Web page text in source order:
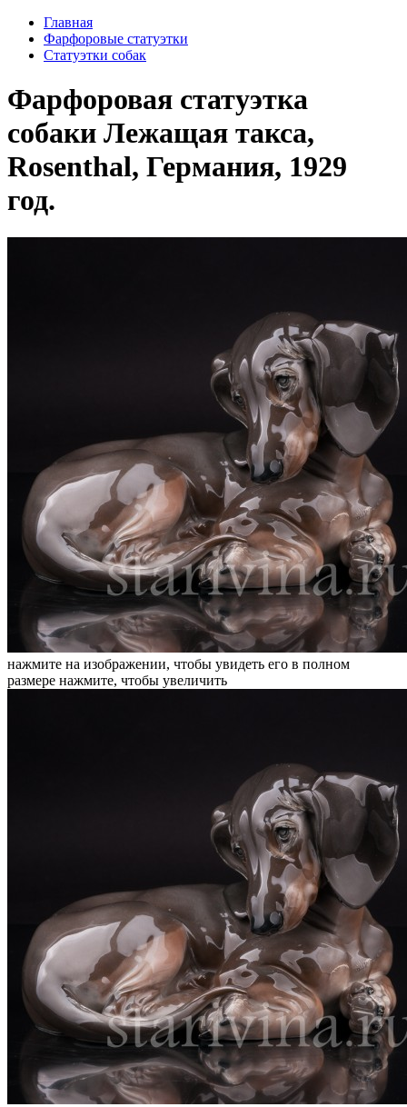
Главная
Фарфоровые статуэтки
Cтатуэтки собак
Фарфоровая статуэтка
собаки Лежащая такса,
Rosenthal, Германия, 1929
год.
нажмите на изображении, чтобы увидеть его в полном
размере нажмите, чтобы увеличить